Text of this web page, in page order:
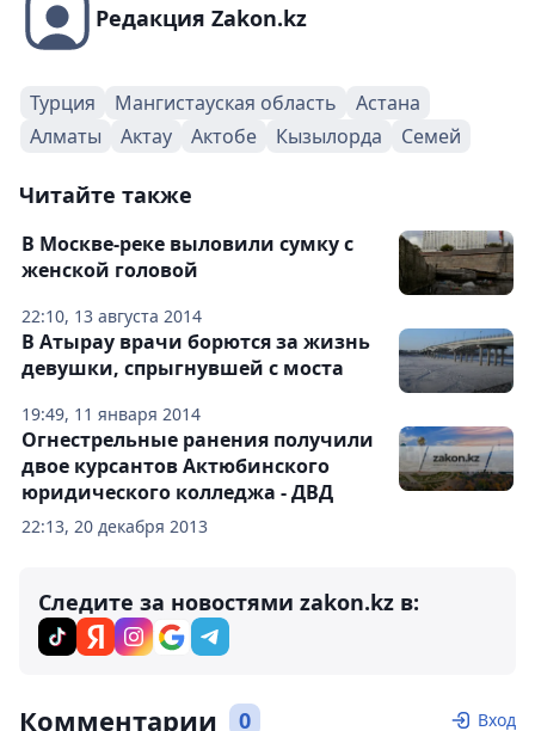
Редакция Zakon.kz
Турция Мангистауская область
Астана
Алматы
Актау Актобе Кызылорда Семей
Читайте также
22:10, 13 августа 2014
В Москве-реке выловили сумку с
женской головой
19:49, 11 января 2014
В Атырау врачи борются за жизнь
девушки, спрыгнувшей с моста
22:13, 20 декабря 2013
Огнестрельные ранения получили
двое курсантов Актюбинского
юридического колледжа - ДВД
Следите за новостями zakon.kz в:
Комментарии 0 Вход